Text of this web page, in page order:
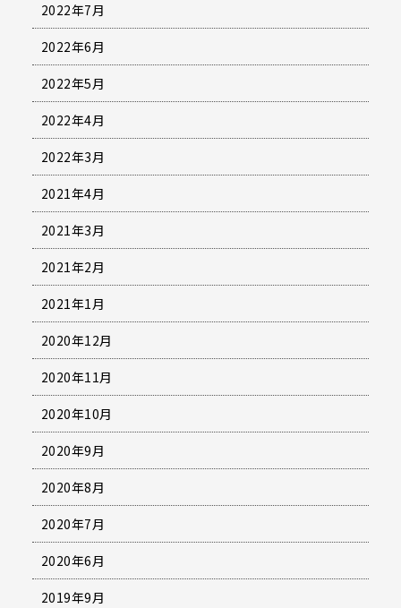
2022年7月
2022年6月
2022年5月
2022年4月
2022年3月
2021年4月
2021年3月
2021年2月
2021年1月
2020年12月
2020年11月
2020年10月
2020年9月
2020年8月
2020年7月
2020年6月
2019年9月